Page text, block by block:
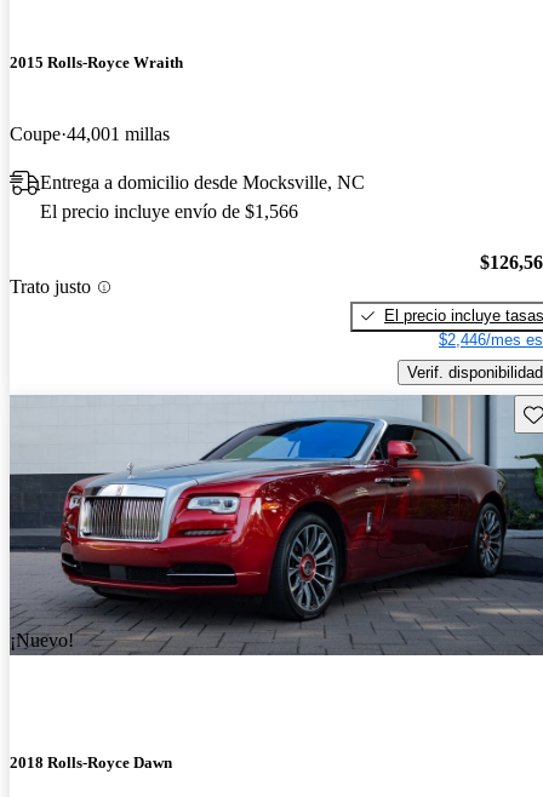
2015 Rolls-Royce Wraith
Coupe 44,001 millas
Entrega a domicilio desde Mocksville, NC
El precio incluye envío de $1,566
Trato justo
El precio incluye tasas
$2,446/mes
Verif. disponibilidad
¡Nuevo!
2018 Rolls-Royce Dawn